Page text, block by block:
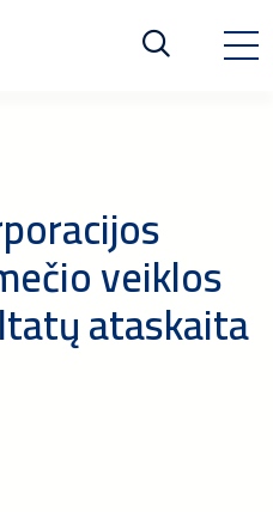
veiklos
ataskaita